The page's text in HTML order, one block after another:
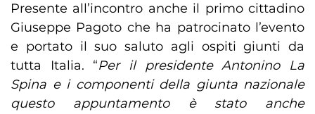
Presente all’incontro anche il primo cittadino
Giuseppe Pagoto che ha patrocinato l’evento
e portato il suo saluto agli ospiti giunti da
tutta Italia. “Per il presidente Antonino La
Spina e i componenti della giunta nazionale
questo appuntamento è stato anche